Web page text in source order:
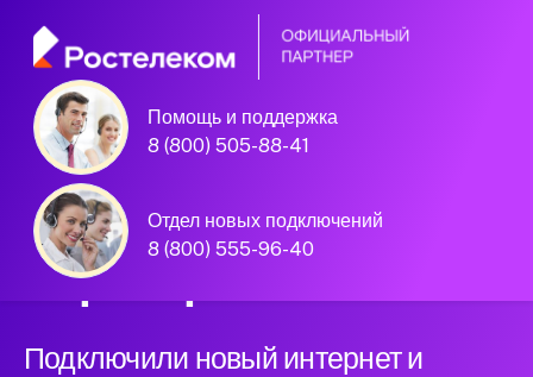
Помощь и поддержка
8 (800) 505-88-41
Отдел новых подключений
8 (800) 555-96-40
Омск, улица Богдана Хмельницкого
дом 138
Официальный
партнер Ростелеком
Подключили новый интернет и